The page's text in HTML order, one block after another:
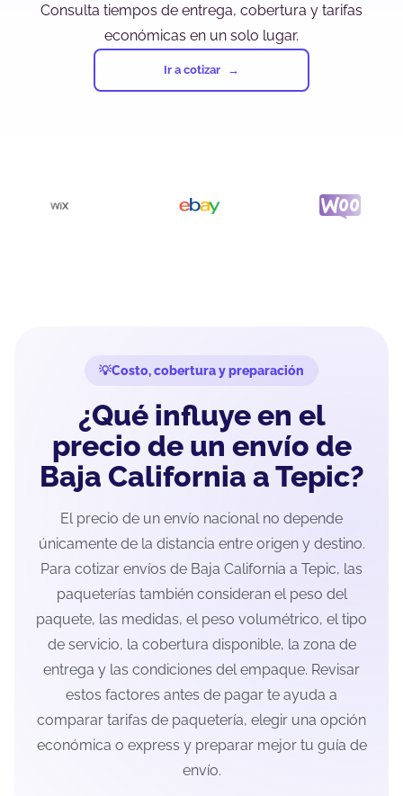
Consulta tiempos de entrega, cobertura y tarifas
económicas en un solo lugar.
Ir a cotizar
Costo, cobertura y preparación
¿Qué influye en el
precio de un envío de
Baja California a Tepic?
El precio de un envío nacional no depende
únicamente de la distancia entre origen y destino.
Para cotizar envíos de Baja California a Tepic, las
paqueterías también consideran el peso del
paquete, las medidas, el peso volumétrico, el tipo
de servicio, la cobertura disponible, la zona de
entrega y las condiciones del empaque. Revisar
estos factores antes de pagar te ayuda a
comparar tarifas de paquetería, elegir una opción
económica o express y preparar mejor tu guía de
envío.